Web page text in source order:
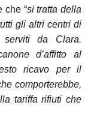
che “si tratta della
gli altri centri di
serviti da Clara.
d’affitto al
ricavo per il
comporterebbe,
tariffa rifiuti che